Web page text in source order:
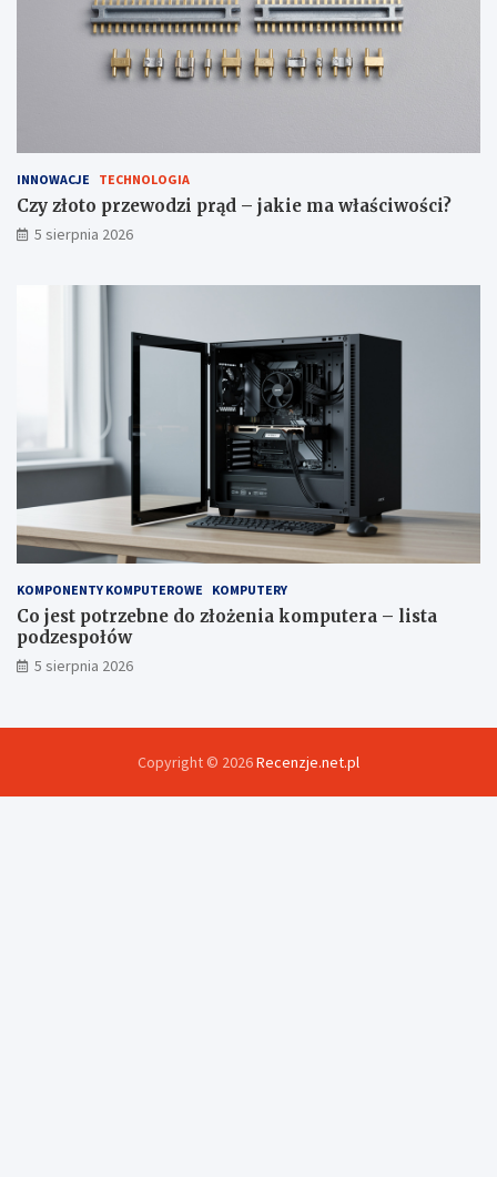
INNOWACJE TECHNOLOGIA
Czy złoto przewodzi prąd – jakie ma właściwości?
5 sierpnia 2026
KOMPONENTY KOMPUTEROWE KOMPUTERY
Co jest potrzebne do złożenia komputera – lista
podzespołów
5 sierpnia 2026
Copyright © 2026Recenzje.net.pl